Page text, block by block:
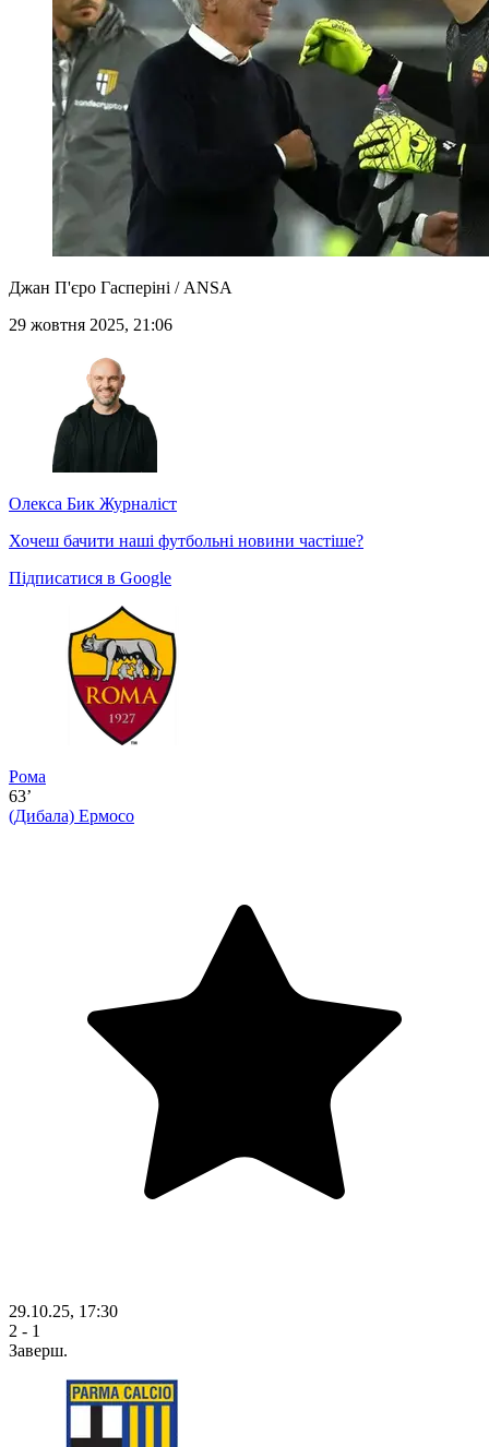
Джан П'єро Гасперіні / ANSA
29 жовтня 2025, 21:06
Олекса Бик Журналіст
Хочеш бачити наші футбольні новини частіше?
Підписатися в Google
Рома
63’
(Дибала) Ермосо
29.10.25, 17:30
2 - 1
Заверш.